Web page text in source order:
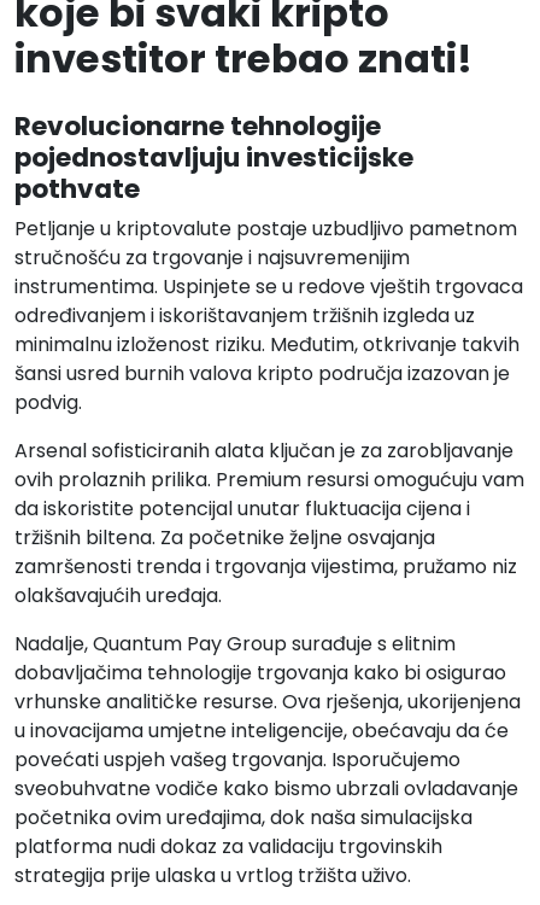
koje bi svaki kripto
investitor trebao znati!
Revolucionarne tehnologije
pojednostavljuju investicijske
pothvate
Petljanje u kriptovalute postaje uzbudljivo pametnom
stručnošću za trgovanje i najsuvremenijim
instrumentima. Uspinjete se u redove vještih trgovaca
određivanjem i iskorištavanjem tržišnih izgleda uz
minimalnu izloženost riziku. Međutim, otkrivanje takvih
šansi usred burnih valova kripto područja izazovan je
podvig.
Arsenal sofisticiranih alata ključan je za zarobljavanje
ovih prolaznih prilika. Premium resursi omogućuju vam
da iskoristite potencijal unutar fluktuacija cijena i
tržišnih biltena. Za početnike željne osvajanja
zamršenosti trenda i trgovanja vijestima, pružamo niz
olakšavajućih uređaja.
Nadalje, Quantum Pay Group surađuje s elitnim
dobavljačima tehnologije trgovanja kako bi osigurao
vrhunske analitičke resurse. Ova rješenja, ukorijenjena
u inovacijama umjetne inteligencije, obećavaju da će
povećati uspjeh vašeg trgovanja. Isporučujemo
sveobuhvatne vodiče kako bismo ubrzali ovladavanje
početnika ovim uređajima, dok naša simulacijska
platforma nudi dokaz za validaciju trgovinskih
strategija prije ulaska u vrtlog tržišta uživo.